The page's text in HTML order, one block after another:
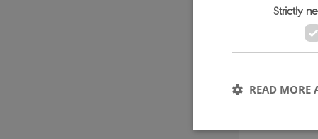
mælk og
Strictly
READ MORE